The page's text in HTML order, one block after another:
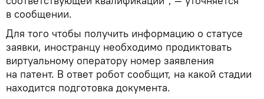
в сообщении.
Для того чтобы получить информацию о статусе
заявки, иностранцу необходимо продиктовать
виртуальному оператору номер заявления
на патент. В ответ робот сообщит, на какой стадии
находится подготовка документа.